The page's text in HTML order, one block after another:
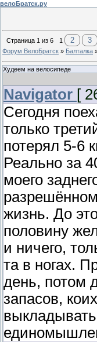
велоБратск.ру
Страница 1 из 6 1 2 3
Форум ВелоБратск » Балталка
Худеем на велосипеде
Navigator [
Сегодня
только
потерял 5-6
Реально за
моего
жизнь. До
половину
и ничего,
та в ногах.
день, потом
запасов,